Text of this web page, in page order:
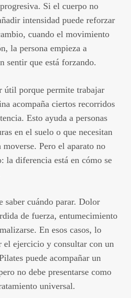
Si el cuerpo no
intensidad puede reforzar
cuando el movimiento
la persona empieza a
sentir que está forzando.
útil porque permite trabajar
acompaña ciertos recorridos
Esto ayuda a personas
en el suelo o que necesitan
moverse. Pero el aparato no
la diferencia está en cómo se
saber cuándo parar. Dolor
de fuerza, entumecimiento
En esos casos, lo
el ejercicio y consultar con un
puede acompañar un
no debe presentarse como
universal.